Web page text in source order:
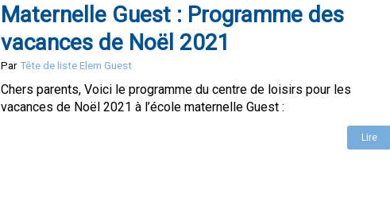
Maternelle Guest : Programme des
vacances de Noël 2021
ParTête de liste Elem Guest
Chers parents, Voici le programme du centre de loisirs pour les
vacances de Noël 2021 à l’école maternelle Guest :
Lire